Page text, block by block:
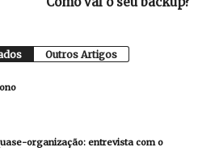
Outros Artigos
organização: entrevista com o